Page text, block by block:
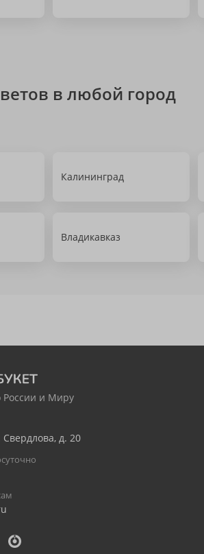
в любой город
Калининград
Владикавказ
России и Миру
Свердлова, д. 20